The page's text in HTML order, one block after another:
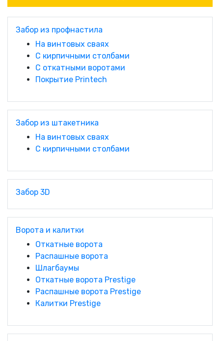
Забор из профнастила
На винтовых сваях
С кирпичными столбами
С откатными воротами
Покрытие Printech
Забор из штакетника
На винтовых сваях
С кирпичными столбами
Забор 3D
Ворота и калитки
Откатные ворота
Распашные ворота
Шлагбаумы
Откатные ворота Prestige
Распашные ворота Prestige
Калитки Prestige